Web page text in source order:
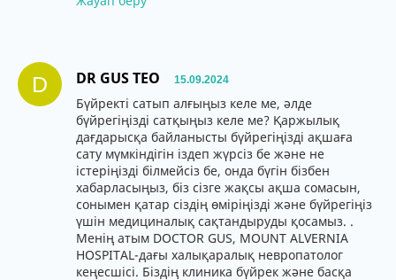
D DR GUS TEO 15.09.2024
Бүйректі сатып алғыңыз келе ме, әлде
бүйрегіңізді сатқыңыз келе ме? Қаржылық
дағдарысқа байланысты бүйрегіңізді ақшаға
сату мүмкіндігін іздеп жүрсіз бе және не
істеріңізді білмейсіз бе, онда бүгін бізбен
хабарласыңыз, біз сізге жақсы ақша сомасын,
сонымен қатар сіздің өміріңізді және бүйрегіңіз
үшін медициналық сақтандыруды қосамыз. .
Менің атым DOCTOR GUS, MOUNT ALVERNIA
HOSPITAL-дағы халықаралық невропатолог
кеңесшісі. Біздің клиника бүйрек және басқа